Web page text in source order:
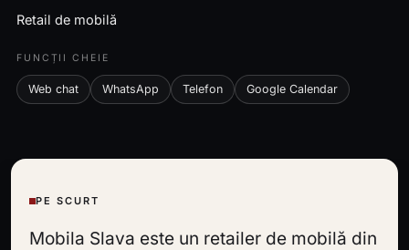
Retail de mobilă
FUNCȚII CHEIE
Web chat WhatsApp Telefon Google Calendar
PE SCURT
Mobila Slava este un retailer de mobilă din